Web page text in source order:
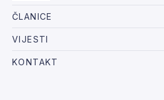
ČLANICE
VIJESTI
KONTAKT